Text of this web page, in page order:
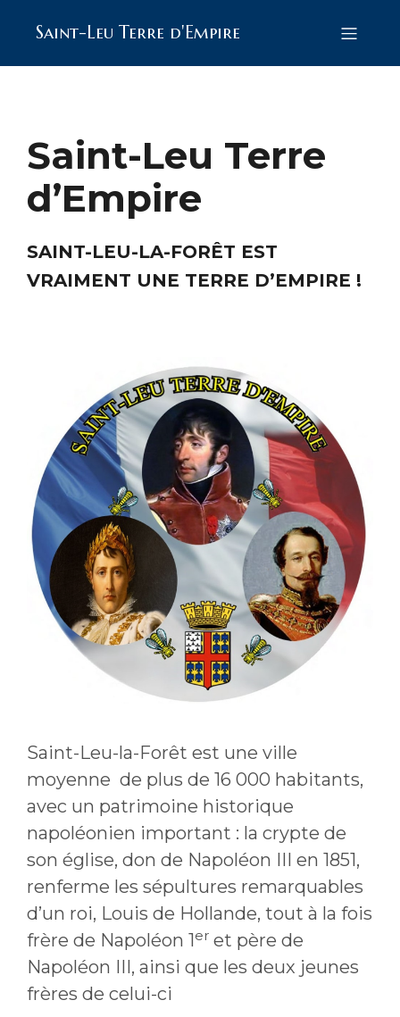
Saint-Leu Terre d'Empire
Saint-Leu Terre
d’Empire
SAINT-LEU-LA-FORÊT EST
VRAIMENT UNE TERRE D’EMPIRE !
Saint-Leu-la-Forêt est une ville
moyenne de plus de 16 000 habitants,
avec un patrimoine historique
napoléonien important : la crypte de
son église, don de Napoléon III en 1851,
renferme les sépultures remarquables
d’un roi, Louis de Hollande, tout à la fois
frère de Napoléon 1er et père de
Napoléon III, ainsi que les deux jeunes
frères de celui-ci